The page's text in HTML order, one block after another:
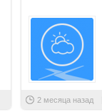
2 месяца назад